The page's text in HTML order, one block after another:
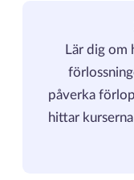
Lär dig om
påverka
hittar